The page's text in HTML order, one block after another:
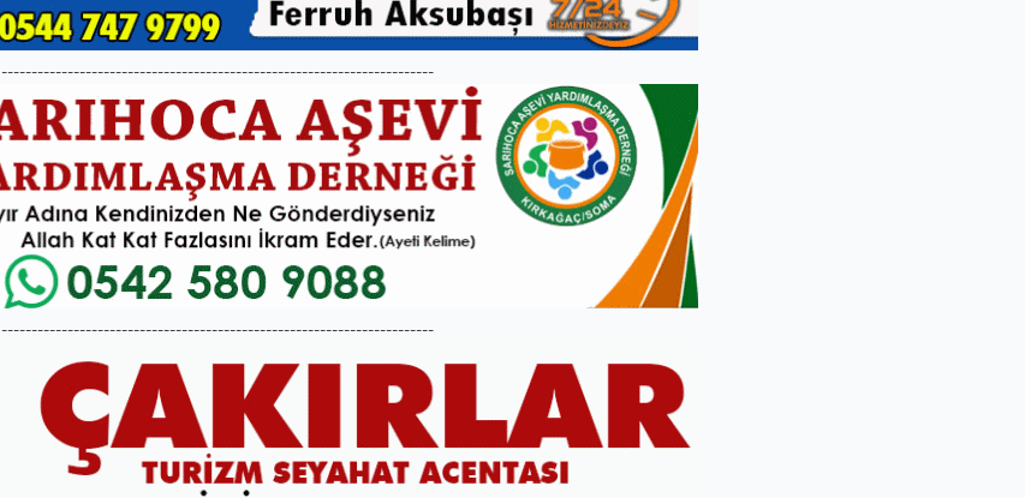
------------------------------------------------------------------------
------------------------------------------------------------------------